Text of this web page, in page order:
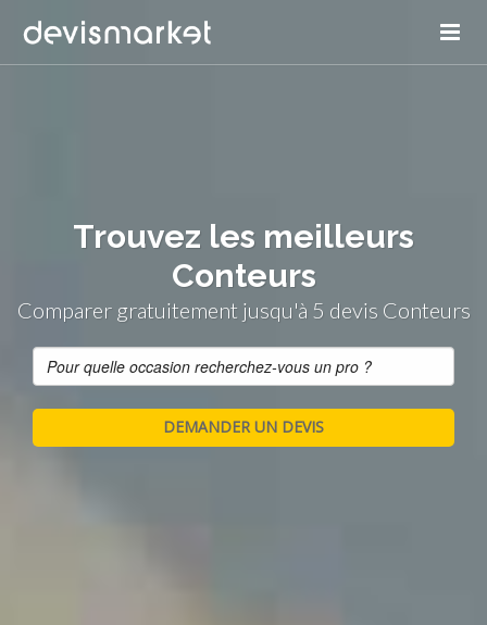
Trouvez les meilleurs
Conteurs
Comparer gratuitement jusqu'à 5 devis Conteurs